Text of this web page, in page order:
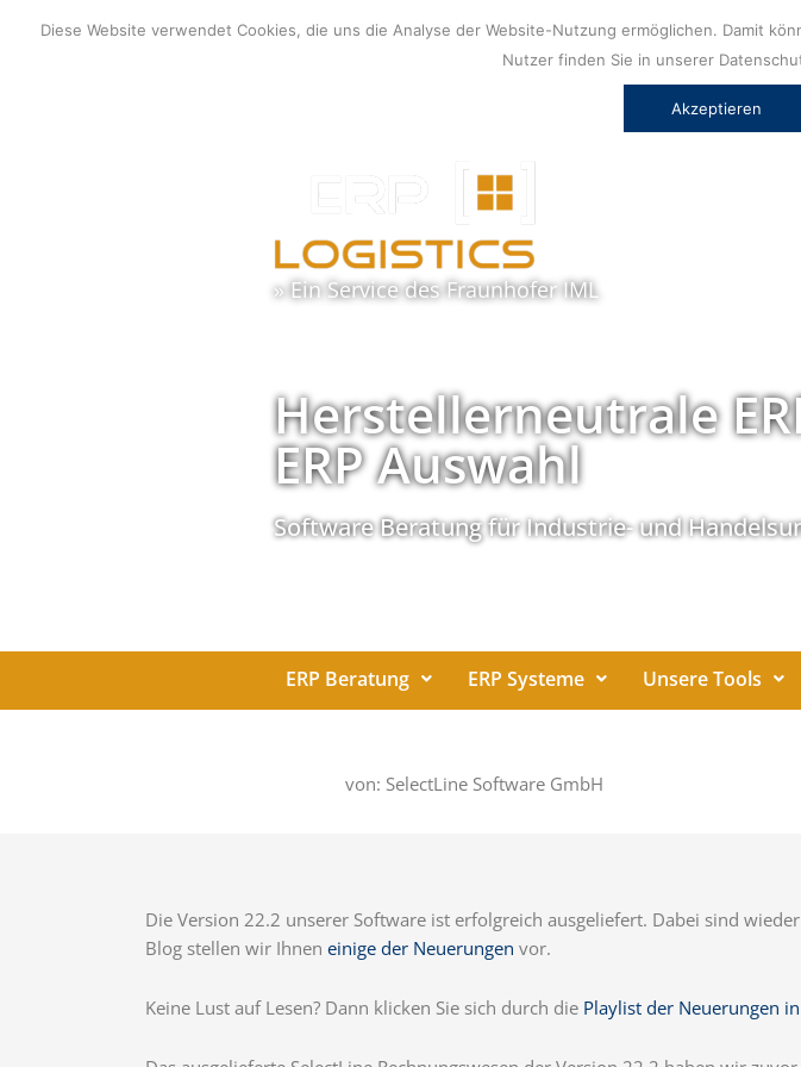
Inhalt
» Ein Service desFraunhofer IML
Herstellerneutrale
ERP Auswahl
Software Beratung für Industrie- und
ERP Beratung ERP Systeme Unsere Tools
von: SelectLine Software GmbH
Die Version 22.2 unserer Software ist erfolgreich ausgeliefert. Dabei sind
Blog stellen wir Ihnen einige der Neuerungen vor.
Keine Lust auf Lesen? Dann klicken Sie sich durch die Playlist der Neuerungen
Diese Website verwendet Cookies, die uns die Analyse der Website-Nutzung ermöglichen. Damit
Nutzer finden Sie in unserer
Akzeptieren